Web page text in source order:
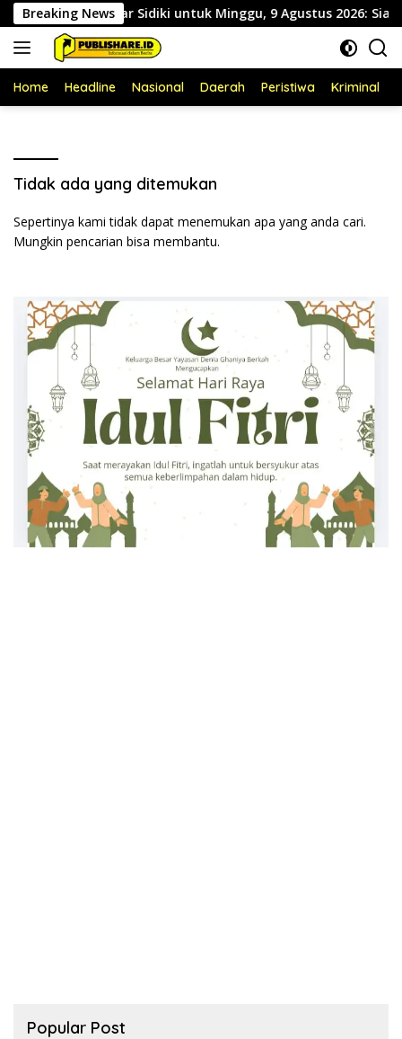
Langsung
ke
konten
Breaking News
dr. Zainal Umar Sidiki untuk Minggu, 9 Agustus 2026: Siaga
Home Headline Nasional Daerah Peristiwa Kriminal
Tidak ada yang ditemukan
Sepertinya kami tidak dapat menemukan apa yang anda cari.
Mungkin pencarian bisa membantu.
Popular Post